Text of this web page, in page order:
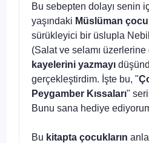
Bu sebepten dolayı senin
yaşındaki Müs­lüman
sürükleyici bir üslupla
(Salat ve selamı üzerlerine
kayelerini yazmayı
gerçekleştirdim. İşte bu, "
Peygamber Kıssaları"
Bunu sana hediye
Bu kitapta çocukların